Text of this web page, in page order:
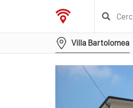
Villa Bartolomea